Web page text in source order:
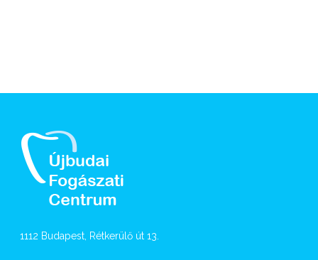
1112 Budapest, Rétkerülő út 13.